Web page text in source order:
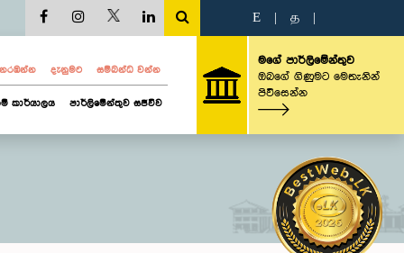
E த
දැනුමට සම්බන්ධ වන්න
කාර්යාලය පාර්ලිමේන්තුව සජීවීව
මගේ පාර්ලිමේන්තුව
ඔබගේ ගිණුමට මෙතැනින්
පිවිසෙන්න